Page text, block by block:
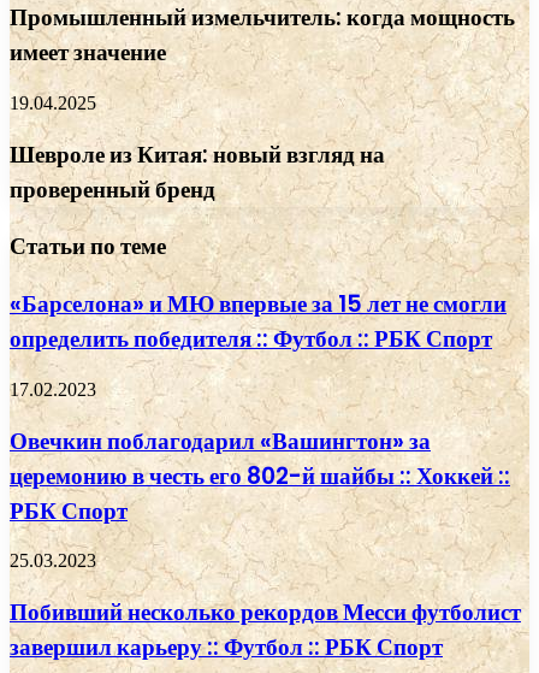
Промышленный измельчитель: когда мощность
имеет значение
19.04.2025
Шевроле из Китая: новый взгляд на
проверенный бренд
Статьи по теме
«Барселона» и МЮ впервые за 15 лет не смогли
определить победителя :: Футбол :: РБК Спорт
17.02.2023
Овечкин поблагодарил «Вашингтон» за
церемонию в честь его 802-й шайбы :: Хоккей ::
РБК Спорт
25.03.2023
Побивший несколько рекордов Месси футболист
завершил карьеру :: Футбол :: РБК Спорт